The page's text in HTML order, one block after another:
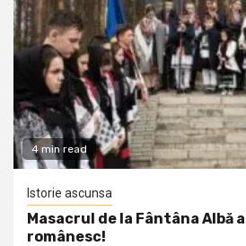
4 min read
Istorie ascunsa
Masacrul de la Fântâna Albă
românesc!